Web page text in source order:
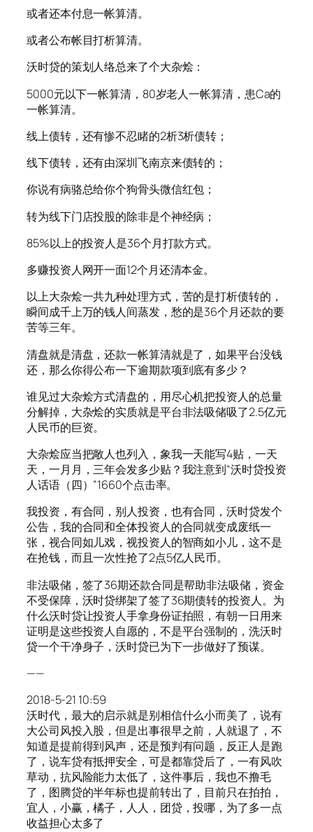
或者还本付息一帐算清。
或者公布帐目打析算清。
沃时贷的策划人络总来了个大杂烩：
5000元以下一帐算清，80岁老人一帐算清，患Ca的
一帐算清。
线上债转，还有惨不忍睹的2析3析债转；
线下债转，还有由深圳飞南京来债转的；
你说有病骆总给你个狗骨头微信红包；
转为线下门店投股的除非是个神经病；
85%以上的投资人是36个月打款方式。
多赚投资人网开一面12个月还清本金。
以上大杂烩一共九种处理方式，苦的是打析债转的，
瞬间成千上万的钱人间蒸发，愁的是36个月还款的要
苦等三年。
清盘就是清盘，还款一帐算清就是了，如果平台没钱
还，那么你得公布一下逾期款项到底有多少？
谁见过大杂烩方式清盘的，用尽心机把投资人的总量
分解掉，大杂烩的实质就是平台非法吸储吸了2.5亿元
人民币的巨资。
大杂烩应当把敞人也列入，象我一天能写4贴，一天
天，一月月，三年会发多少贴？我注意到“沃时贷投资
人话语（四）”1660个点击率。
我投资，有合同，别人投资，也有合同，沃时贷发个
公告，我的合同和全体投资人的合同就变成废纸一
张，视合同如儿戏，视投资人的智商如小儿，这不是
在抢钱，而且一次性抢了2点5亿人民币。
非法吸储，签了36期还款合同是帮助非法吸储，资金
不受保障，沃时贷绑架了签了36期债转的投资人。为
什么沃时贷让投资人手拿身份证拍照，有朝一日用来
证明是这些投资人自愿的，不是平台强制的，洗沃时
贷一个干净身子，沃时贷已为下一步做好了预谋。
——
2018-5-21 10:59
沃时代，最大的启示就是别相信什么小而美了，说有
大公司风投入股，但是出事很早之前，人就退了，不
知道是提前得到风声，还是预判有问题，反正人是跑
了，说车贷有抵押安全，可是都靠贷后了，一有风吹
草动，抗风险能力太低了，这件事后，我也不撸毛
了，图腾贷的半年标也提前转出了，目前只在拍拍，
宜人，小赢，橘子，人人，团贷，投哪，为了多一点
收益担心太多了